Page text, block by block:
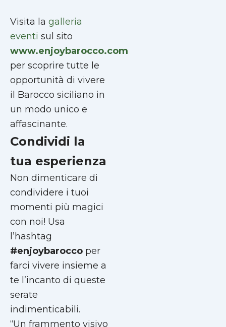
Visita la galleria
eventi sul sito
www.enjoybarocco.com
per scoprire tutte le
opportunità di vivere
il Barocco siciliano in
un modo unico e
affascinante.
Condividi la
tua esperienza
Non dimenticare di
condividere i tuoi
momenti più magici
con noi! Usa
l’hashtag
#enjoybarocco per
farci vivere insieme a
te l’incanto di queste
serate
indimenticabili.
“Un frammento visivo